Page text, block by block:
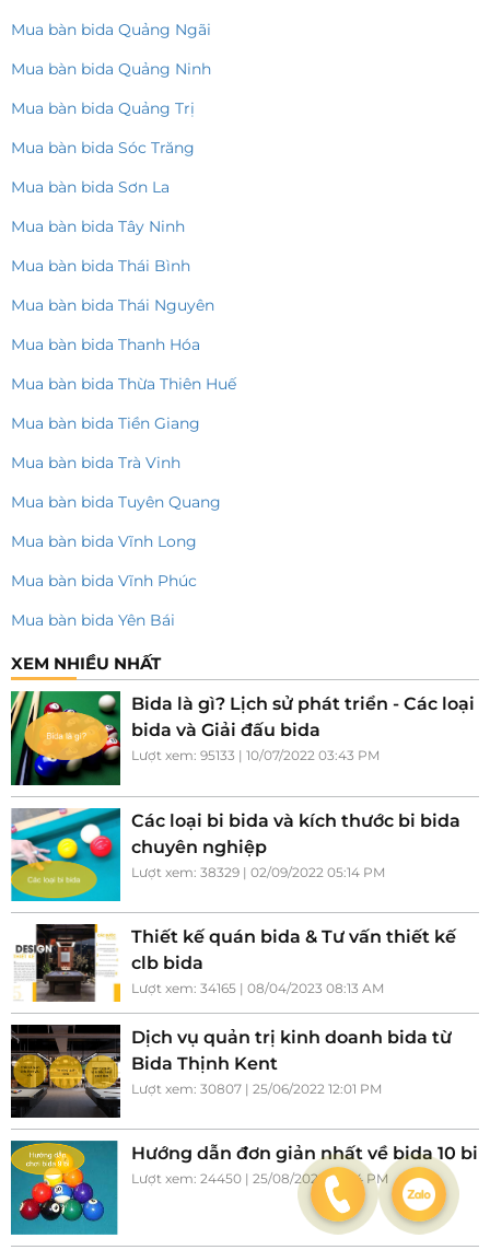
Mua bàn bida Quảng Ngãi
Mua bàn bida Quảng Ninh
Mua bàn bida Quảng Trị
Mua bàn bida Sóc Trăng
Mua bàn bida Sơn La
Mua bàn bida Tây Ninh
Mua bàn bida Thái Bình
Mua bàn bida Thái Nguyên
Mua bàn bida Thanh Hóa
Mua bàn bida Thừa Thiên Huế
Mua bàn bida Tiền Giang
Mua bàn bida Trà Vinh
Mua bàn bida Tuyên Quang
Mua bàn bida Vĩnh Long
Mua bàn bida Vĩnh Phúc
Mua bàn bida Yên Bái
XEM NHIỀU NHẤT
Bida là gì? Lịch sử phát triển - Các loại
bida và Giải đấu bida
Lượt xem: 95133 | 10/07/2022 03:43 PM
Các loại bi bida và kích thước bi bida
chuyên nghiệp
Lượt xem: 38329 | 02/09/2022 05:14 PM
Thiết kế quán bida & Tư vấn thiết kế
clb bida
Lượt xem: 34165 | 08/04/2023 08:13 AM
Dịch vụ quản trị kinh doanh bida từ
Bida Thịnh Kent
Lượt xem: 30807 | 25/06/2022 12:01 PM
Hướng dẫn đơn giản nhất về bida 10 bi
Lượt xem: 24450 | 25/08/2022 04:14 PM